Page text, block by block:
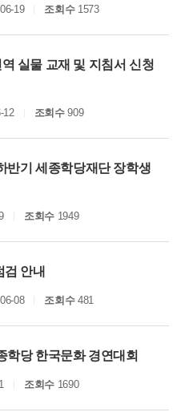
19 조회수1573
실물 교재 및 지침서 신청
12 조회수909
반기 세종학당재단 장학생
조회수1949
검 안내
08 조회수481
학당 한국문화 경연대회
조회수1690